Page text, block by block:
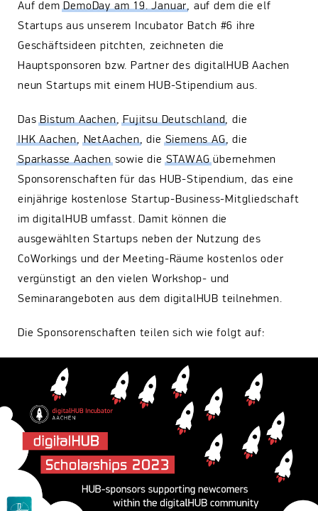
Auf demDemoDay am 19. Januar, auf dem die elf
Startups aus unserem Incubator Batch #6 ihre
Geschäftsideen pitchten, zeichneten die
Hauptsponsoren bzw. Partner des digitalHUB Aachen
neun Startups mit einem HUB-Stipendium aus.
DasBistum Aachen,Fujitsu Deutschland, die
IHK Aachen,NetAachen, dieSiemens AG, die
Sparkasse Aachensowie dieSTAWAGübernehmen
Sponsorenschaften für das HUB-Stipendium, das eine
einjährige kostenlose Startup-Business-Mitgliedschaft
im digitalHUB umfasst. Damit können die
ausgewählten Startups neben der Nutzung des
CoWorkings und der Meeting-Räume kostenlos oder
vergünstigt an den vielen Workshop- und
Seminarangeboten aus dem digitalHUB teilnehmen.
Die Sponsorenschaften teilen sich wie folgt auf: